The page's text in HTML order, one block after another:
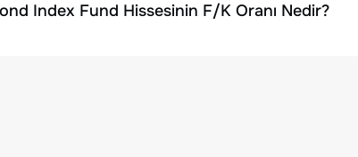
Index Fund Hissesinin F/K Oranı Nedir?